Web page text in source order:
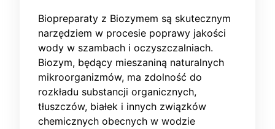
Biopreparaty z Biozymem są skutecznym
narzędziem w procesie poprawy jakości
wody w szambach i oczyszczalniach.
Biozym, będący mieszaniną naturalnych
mikroorganizmów, ma zdolność do
rozkładu substancji organicznych,
tłuszczów, białek i innych związków
chemicznych obecnych w wodzie